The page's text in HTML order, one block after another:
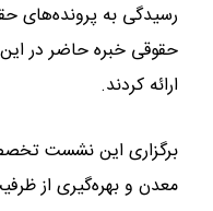
رسیدگی به پرونده‌های
حقوقی خبره حاضر در این
ارائه کردند.
برگزاری این نشست
معدن و بهره‌گیری از